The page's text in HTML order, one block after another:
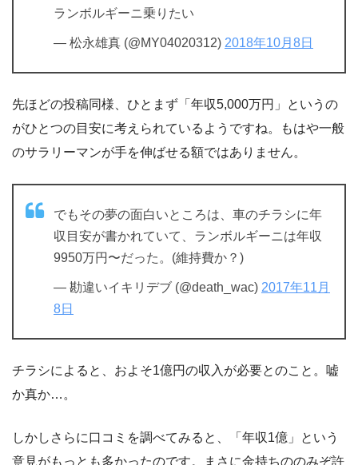
ランボルギーニ乗りたい
— 松永雄真 (@MY04020312) 2018年10月8日
先ほどの投稿同様、ひとまず「年収5,000万円」というの
がひとつの目安に考えられているようですね。もはや一般
のサラリーマンが手を伸ばせる額ではありません。
でもその夢の面白いところは、車のチラシに年
収目安が書かれていて、ランボルギーニは年収
9950万円〜だった。(維持費か？)
— 勘違いイキリデブ (@death_wac) 2017年11月
8日
チラシによると、およそ1億円の収入が必要とのこと。嘘
か真か…。
しかしさらに口コミを調べてみると、「年収1億」という
意見がもっとも多かったのです。まさに金持ちののみぞ許